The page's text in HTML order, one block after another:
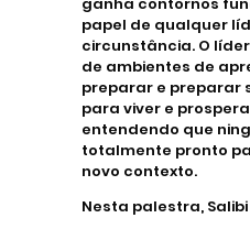
papel de qualquer
circunstância. O
de ambientes de
preparar e preparar
para viver e
entendendo que
totalmente pronto
novo contexto.
Nesta palestra,